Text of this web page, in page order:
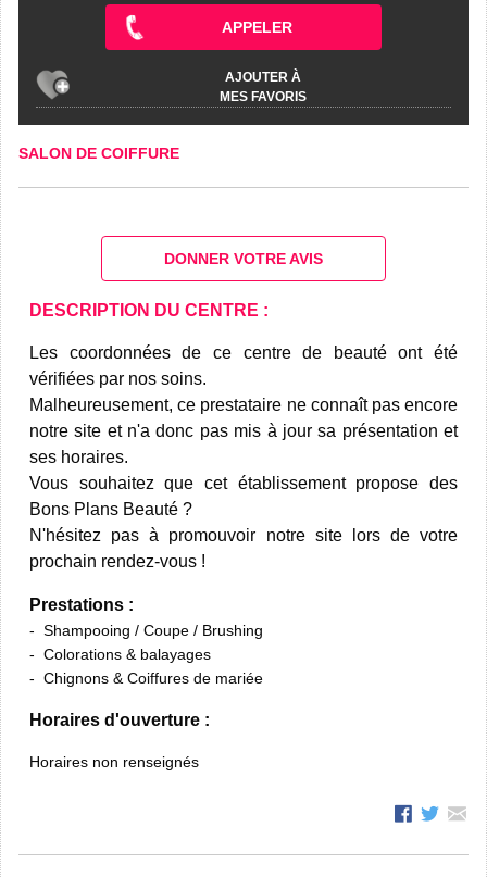
APPELER
AJOUTER À
MES FAVORIS
SALON DE COIFFURE
DONNER VOTRE AVIS
DESCRIPTION DU CENTRE :
Les coordonnées de ce centre de beauté ont été
vérifiées par nos soins.
Malheureusement, ce prestataire ne connaît pas encore
notre site et n'a donc pas mis à jour sa présentation et
ses horaires.
Vous souhaitez que cet établissement propose des
Bons Plans Beauté ?
N'hésitez pas à promouvoir notre site lors de votre
prochain rendez-vous !
Prestations :
Shampooing / Coupe / Brushing
Colorations & balayages
Chignons & Coiffures de mariée
Horaires d'ouverture :
Horaires non renseignés